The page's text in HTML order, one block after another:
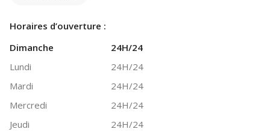
Horaires d’ouverture :
Dimanche
24H/24
Lundi
24H/24
Mardi
24H/24
Mercredi
24H/24
Jeudi
24H/24